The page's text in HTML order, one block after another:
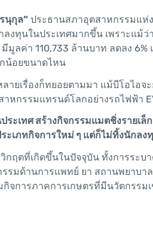
นุกุล” ประธานสภาอุตสาหกรรมแห่
ทุนในประเทศมากขึ้น เพราะแม้ว่
มูลค่า 110,733 ล้านบาท ลดลง
กน้อยขนาดไหน
ายเรื่องก็ทยอยตามมา แม้บีโอไอ
หกรรมแทรนด์โลกอย่างรถไฟฟ้า
ะเทศ สร้างกิจกรรมแมตชิ่งรายเ
เภทกิจการใหม่ ๆ แต่ก็ไม่ทิ้งนักลง
ฤตที่เกิดขึ้นในปัจจุบัน ทั้งการระบ
มด้านการแพทย์ ยา สถานพยาบา
จการภาคการเกษตรที่มีนวัตกรรม